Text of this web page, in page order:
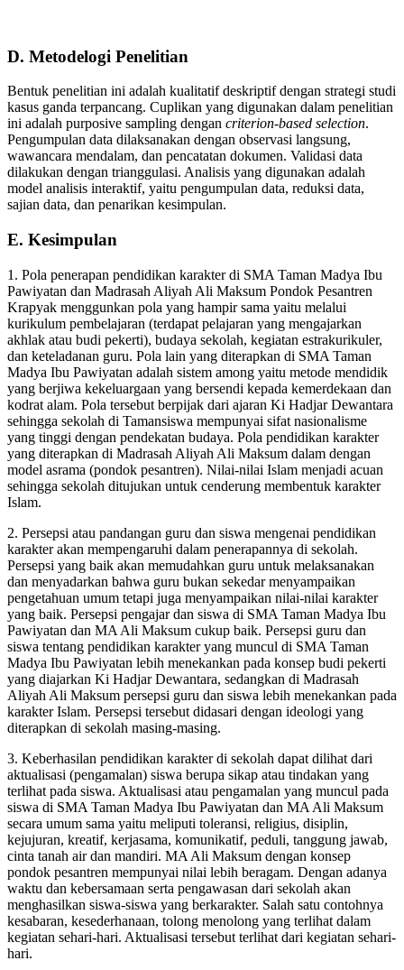
D. Metodelogi Penelitian
Bentuk penelitian ini adalah kualitatif deskriptif dengan strategi studi
kasus ganda terpancang. Cuplikan yang digunakan dalam penelitian
ini adalah purposive sampling dengan criterion-based selection.
Pengumpulan data dilaksanakan dengan observasi langsung,
wawancara mendalam, dan pencatatan dokumen. Validasi data
dilakukan dengan trianggulasi. Analisis yang digunakan adalah
model analisis interaktif, yaitu pengumpulan data, reduksi data,
sajian data, dan penarikan kesimpulan.
E. Kesimpulan
1. Pola penerapan pendidikan karakter di SMA Taman Madya Ibu
Pawiyatan dan Madrasah Aliyah Ali Maksum Pondok Pesantren
Krapyak menggunkan pola yang hampir sama yaitu melalui
kurikulum pembelajaran (terdapat pelajaran yang mengajarkan
akhlak atau budi pekerti), budaya sekolah, kegiatan estrakurikuler,
dan keteladanan guru. Pola lain yang diterapkan di SMA Taman
Madya Ibu Pawiyatan adalah sistem among yaitu metode mendidik
yang berjiwa kekeluargaan yang bersendi kepada kemerdekaan dan
kodrat alam. Pola tersebut berpijak dari ajaran Ki Hadjar Dewantara
sehingga sekolah di Tamansiswa mempunyai sifat nasionalisme
yang tinggi dengan pendekatan budaya. Pola pendidikan karakter
yang diterapkan di Madrasah Aliyah Ali Maksum dalam dengan
model asrama (pondok pesantren). Nilai-nilai Islam menjadi acuan
sehingga sekolah ditujukan untuk cenderung membentuk karakter
Islam.
2. Persepsi atau pandangan guru dan siswa mengenai pendidikan
karakter akan mempengaruhi dalam penerapannya di sekolah.
Persepsi yang baik akan memudahkan guru untuk melaksanakan
dan menyadarkan bahwa guru bukan sekedar menyampaikan
pengetahuan umum tetapi juga menyampaikan nilai-nilai karakter
yang baik. Persepsi pengajar dan siswa di SMA Taman Madya Ibu
Pawiyatan dan MA Ali Maksum cukup baik. Persepsi guru dan
siswa tentang pendidikan karakter yang muncul di SMA Taman
Madya Ibu Pawiyatan lebih menekankan pada konsep budi pekerti
yang diajarkan Ki Hadjar Dewantara, sedangkan di Madrasah
Aliyah Ali Maksum persepsi guru dan siswa lebih menekankan pada
karakter Islam. Persepsi tersebut didasari dengan ideologi yang
diterapkan di sekolah masing-masing.
3. Keberhasilan pendidikan karakter di sekolah dapat dilihat dari
aktualisasi (pengamalan) siswa berupa sikap atau tindakan yang
terlihat pada siswa. Aktualisasi atau pengamalan yang muncul pada
siswa di SMA Taman Madya Ibu Pawiyatan dan MA Ali Maksum
secara umum sama yaitu meliputi toleransi, religius, disiplin,
kejujuran, kreatif, kerjasama, komunikatif, peduli, tanggung jawab,
cinta tanah air dan mandiri. MA Ali Maksum dengan konsep
pondok pesantren mempunyai nilai lebih beragam. Dengan adanya
waktu dan kebersamaan serta pengawasan dari sekolah akan
menghasilkan siswa-siswa yang berkarakter. Salah satu contohnya
kesabaran, kesederhanaan, tolong menolong yang terlihat dalam
kegiatan sehari-hari. Aktualisasi tersebut terlihat dari kegiatan sehari-
hari.